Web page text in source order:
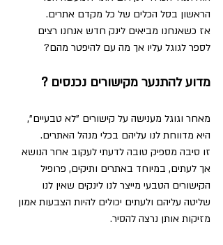
הראשון בסל הכלים של כל מקדם אתרים.
אז כשאנחנו מביאים לינק חדש אנחנו רצים
לספר לגוגל עליו אך מה עם להיפטר מהם?
מדוע להתנער מקישורים נכנסים ?
מאחר וגוגל מענישה על קישורים "לא טבעיים",
היא מדווחת לנו עליהם בכלי מנהל האתרים.
זו סיבה מספיק טובה לדעתי לעקוב אחר הנושא
אך לעתים, במיוחד באתרים ותיקים, פרופיל
הקישורים הטבעי מייצר לנו לינקים שאין לנו
שליטה עליהם ולעתים יכולים להיות הצבעות אמון
מזיקות אותן נרצה להסיר.